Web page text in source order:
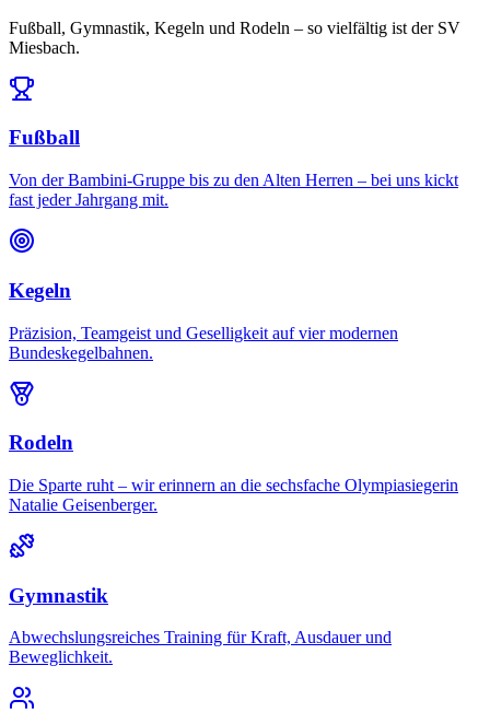
Fußball, Gymnastik, Kegeln und Rodeln – so vielfältig ist der SV
Miesbach.
Fußball
Von der Bambini-Gruppe bis zu den Alten Herren – bei uns kickt
fast jeder Jahrgang mit.
Kegeln
Präzision, Teamgeist und Geselligkeit auf vier modernen
Bundeskegelbahnen.
Rodeln
Die Sparte ruht – wir erinnern an die sechsfache Olympiasiegerin
Natalie Geisenberger.
Gymnastik
Abwechslungsreiches Training für Kraft, Ausdauer und
Beweglichkeit.